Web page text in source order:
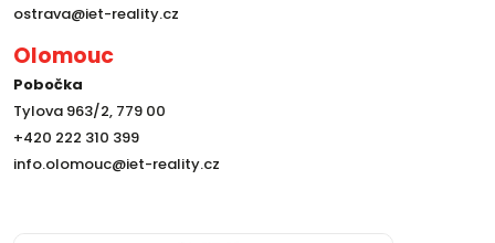
ostrava@iet-reality.cz
Olomouc
Pobočka
Tylova 963/2, 779 00
+420 222 310 399
info.olomouc@iet-reality.cz